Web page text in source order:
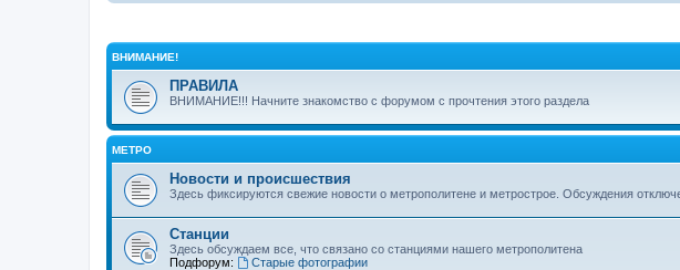
ВНИМАНИЕ!
ПРАВИЛА
ВНИМАНИЕ!!! Начните знакомство с форумом с прочтения этого раздела
МЕТРО
Новости и происшествия
Здесь фиксируются свежие новости о метрополитене и метрострое. Обсуждения
Станции
Здесь обсуждаем все, что связано со станциями нашего метрополитена
Подфорум:
Старые фотографии